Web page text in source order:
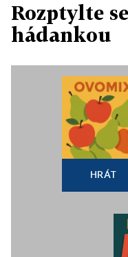
Rozptylte
hádankou
HRÁT